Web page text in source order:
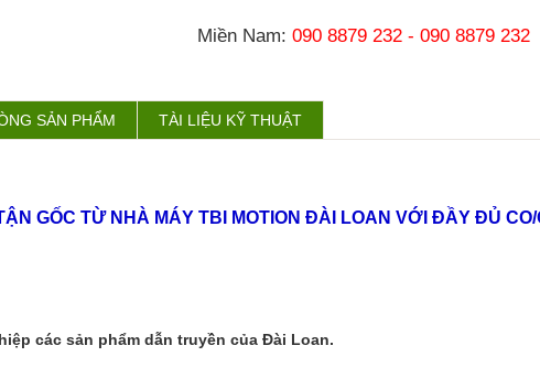
Miền Nam: 090 8879 232 - 090 8879 232
SẢN PHẨM TÀI LIỆU KỸ THUẬT
GỐC TỪ NHÀ MÁY TBI MOTION ĐÀI LOAN VỚI ĐẦY ĐỦ
các sản phẩm dẫn truyền của Đài Loan.